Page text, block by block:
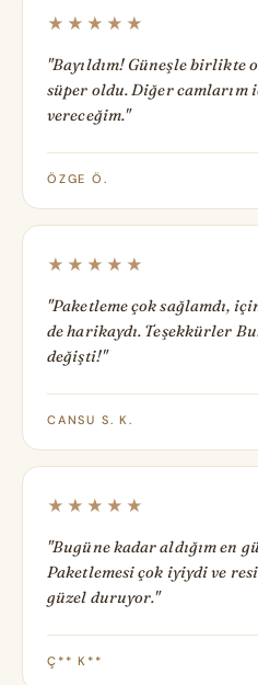
★★★★★
"Bayıldım! Güneşle birlikte
süper oldu. Diğer camlarım
vereceğim."
ÖZGE Ö.
★★★★★
"Paketleme çok sağlamdı,
de harikaydı. Teşekkürler
değişti!"
CANSU S. K.
★★★★★
"Bugüne kadar aldığım en
Paketlemesi çok iyiydi ve
güzel duruyor."
Ç** K**